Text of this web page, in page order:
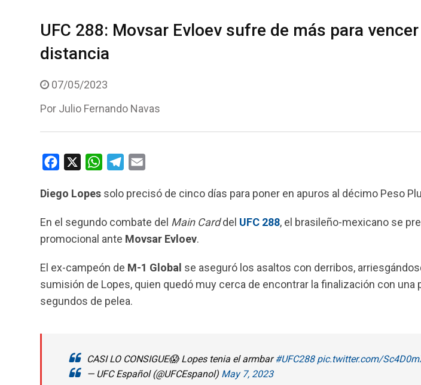
UFC 288: Movsar Evloev sufre de más para
distancia
07/05/2023
Por Julio Fernando Navas
c
b
o
k
W
a
s
A
p
p
g
r
a
a
l
Diego Lopes solo precisó de cinco días para poner en apuros al décimo Peso
En el segundo combate del Main Carddel UFC 288, el brasileño-mexicano se
promocional ante Movsar Evloev.
El ex-campeón de M-1 Global se aseguró los asaltos con derribos,
sumisión de Lopes, quien quedó muy cerca de encontrar la finalización con una
segundos de pelea.
CASI LO CONSIGUE😱 Lopes tenia el armbar#UFC288 pic.twitter.com/
— UFC Español (@UFCEspanol) May 7, 2023